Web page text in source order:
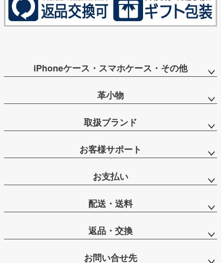
iPhoneケース・スマホケース・その他
革小物
取扱ブランド
お客様サポート
お支払い
配送・送料
返品・交換
お問い合せ先